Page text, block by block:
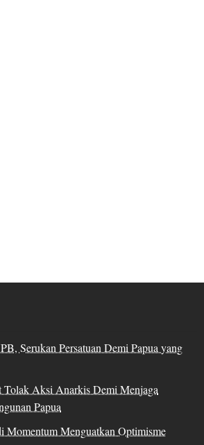
Serukan Persatuan Demi Papua yang
Aksi Anarkis Demi Menjaga
Papua
Menguatkan Optimisme